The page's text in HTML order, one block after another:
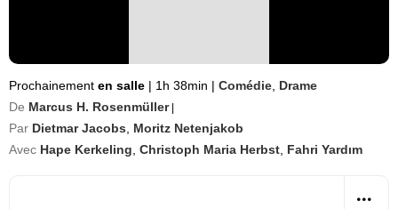
Prochainement en salle | 1h 38min | Comédie Drame
De Marcus H. Rosenmüller
Par Dietmar Jacobs
Moritz Netenjakob
Avec Hape Kerkeling Christoph Maria Herbst Fahri Yardım